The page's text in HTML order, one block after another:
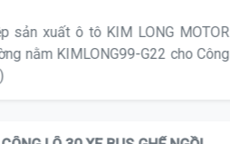
sản xuất ô tô KIM LONG MOTOR
nằm KIMLONG99-G22 cho Công